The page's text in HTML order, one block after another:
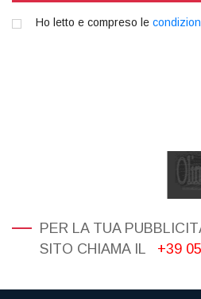
Ho letto e compreso le
PER LA TUA
SITO CHIAMA IL
+39